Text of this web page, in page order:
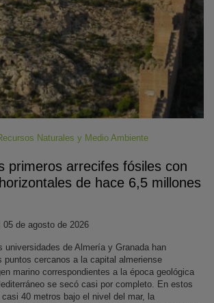
Naturales y Medio Ambiente
primeros arrecifes fósiles con
de hace 6,5 millones
05 de agosto de 2026
universidades de Almería y Granada han
puntos cercanos a la capital almeriense
marino correspondientes a la época geológica
se secó casi por completo. En estos
40 metros bajo el nivel del mar, la